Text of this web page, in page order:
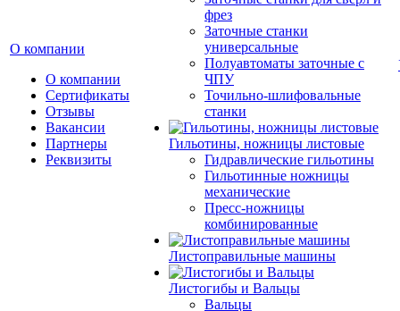
О компании
О компании
Сертификаты
Отзывы
Вакансии
Партнеры
Реквизиты
фрез
Заточные станки
универсальные
Полуавтоматы заточные с
ЧПУ
Точильно-шлифовальные
станки
Гильотины, ножницы листовые
Гидравлические гильотины
Гильотинные ножницы
механические
Пресс-ножницы
комбинированные
Листоправильные машины
Листогибы и Вальцы
Вальцы